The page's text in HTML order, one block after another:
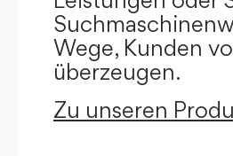
Wege, Kunden
überzeugen.
Zu unseren